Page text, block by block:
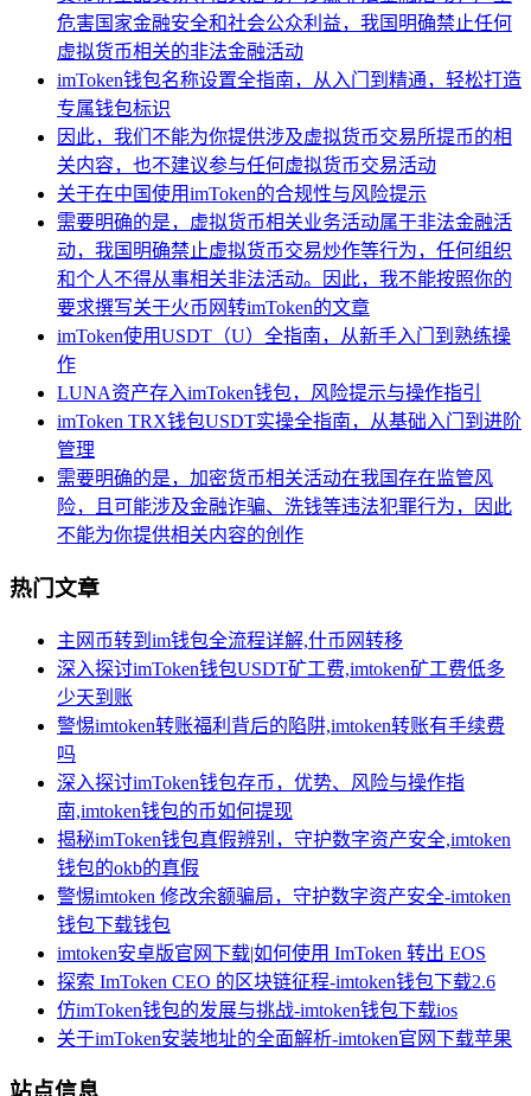
危害国家金融安全和社会公众利益，我国明确禁止任何
虚拟货币相关的非法金融活动
imToken钱包名称设置全指南，从入门到精通，轻松打造
专属钱包标识
因此，我们不能为你提供涉及虚拟货币交易所提币的相
关内容，也不建议参与任何虚拟货币交易活动
关于在中国使用imToken的合规性与风险提示
需要明确的是，虚拟货币相关业务活动属于非法金融活
动，我国明确禁止虚拟货币交易炒作等行为，任何组织
和个人不得从事相关非法活动。因此，我不能按照你的
要求撰写关于火币网转imToken的文章
imToken使用USDT（U）全指南，从新手入门到熟练操
作
LUNA资产存入imToken钱包，风险提示与操作指引
imToken TRX钱包USDT实操全指南，从基础入门到进阶
管理
需要明确的是，加密货币相关活动在我国存在监管风
险，且可能涉及金融诈骗、洗钱等违法犯罪行为，因此
不能为你提供相关内容的创作
热门文章
主网币转到im钱包全流程详解,什币网转移
深入探讨imToken钱包USDT矿工费,imtoken矿工费低多
少天到账
警惕imtoken转账福利背后的陷阱,imtoken转账有手续费
吗
深入探讨imToken钱包存币，优势、风险与操作指
南,imtoken钱包的币如何提现
揭秘imToken钱包真假辨别，守护数字资产安全,imtoken
钱包的okb的真假
警惕imtoken 修改余额骗局，守护数字资产安全-imtoken
钱包下载钱包
imtoken安卓版官网下载|如何使用 ImToken 转出 EOS
探索 ImToken CEO 的区块链征程-imtoken钱包下载2.6
仿imToken钱包的发展与挑战-imtoken钱包下载ios
关于imToken安装地址的全面解析-imtoken官网下载苹果
站点信息